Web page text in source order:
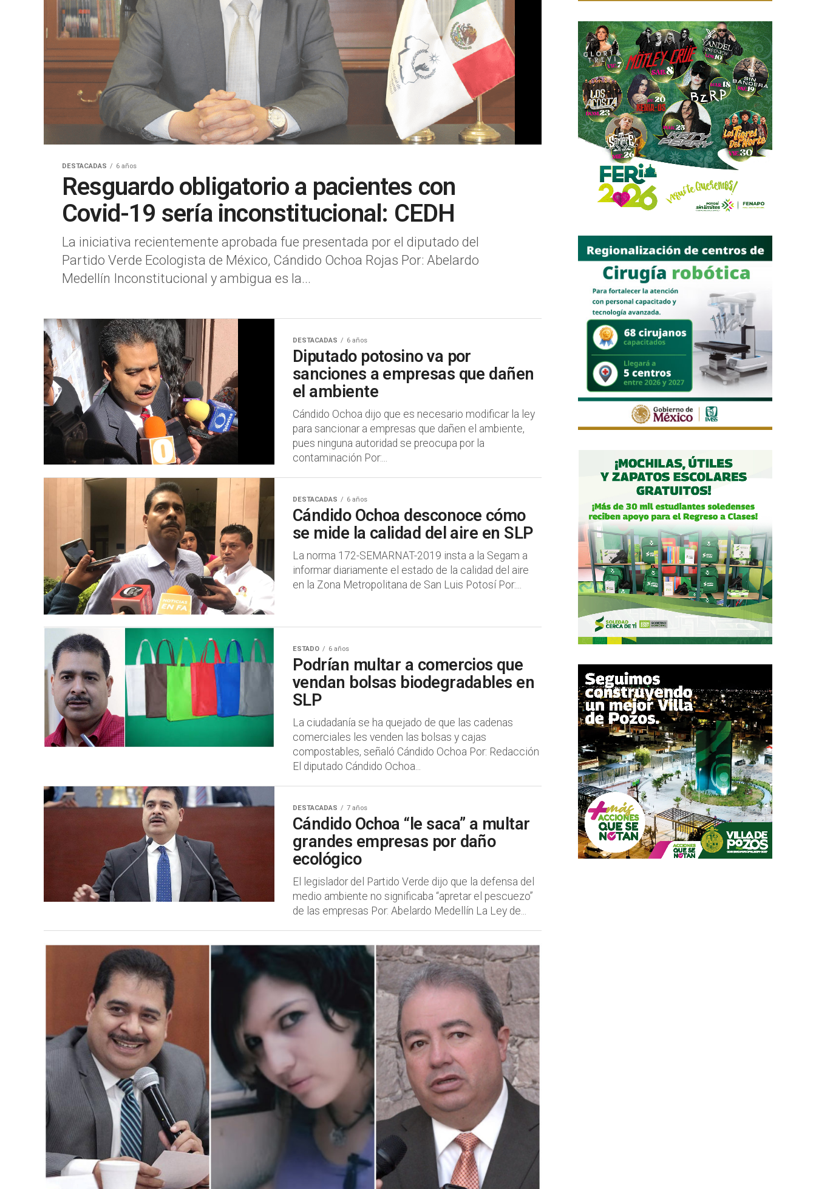
DESTACADAS 6 años
Resguardo obligatorio a pacientes con
Covid-19 sería inconstitucional: CEDH
La iniciativa recientemente aprobada fue presentada por el diputado del
Partido Verde Ecologista de México, Cándido Ochoa Rojas Por: Abelardo
Medellín Inconstitucional y ambigua es la...
DESTACADAS 6 años
Diputado potosino va por
sanciones a empresas que dañen
el ambiente
Cándido Ochoa dijo que es necesario modificar la ley
para sancionar a empresas que dañen el ambiente,
pues ninguna autoridad se preocupa por la
contaminación Por:...
DESTACADAS 6 años
Cándido Ochoa desconoce cómo
se mide la calidad del aire en SLP
La norma 172-SEMARNAT-2019 insta a la Segam a
informar diariamente el estado de la calidad del aire
en la Zona Metropolitana de San Luis Potosí Por:...
ESTADO 6 años
Podrían multar a comercios que
vendan bolsas biodegradables en
SLP
La ciudadanía se ha quejado de que las cadenas
comerciales les venden las bolsas y cajas
compostables, señaló Cándido Ochoa Por: Redacción
El diputado Cándido Ochoa...
DESTACADAS 7 años
Cándido Ochoa “le saca” a multar
grandes empresas por daño
ecológico
El legislador del Partido Verde dijo que la defensa del
medio ambiente no significaba “apretar el pescuezo”
de las empresas Por: Abelardo Medellín La Ley de...